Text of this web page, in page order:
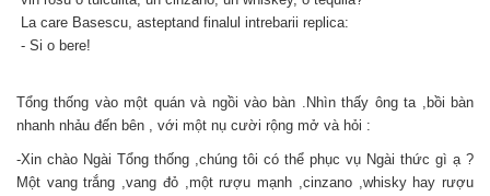
La care Basescu, asteptand finalul intrebarii replica:
- Si o bere!
Tổng thống vào một quán và ngồi vào bàn .Nhìn thấy ông ta ,bồi bàn
nhanh nhảu đến bên , với một nụ cười rộng mở và hỏi :
-Xin chào Ngài Tổng thống ,chúng tôi có thể phục vụ Ngài thức gì ạ ?
Một vang trắng ,vang đỏ ,một rượu mạnh ,cinzano ,whisky hay rượu